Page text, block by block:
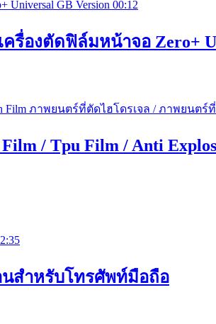
00:12
องตัดฟิล์มหน้าจอ Zero+
/ Tpu Film / Anti
นสำหรับโทรศัพท์มือถือ